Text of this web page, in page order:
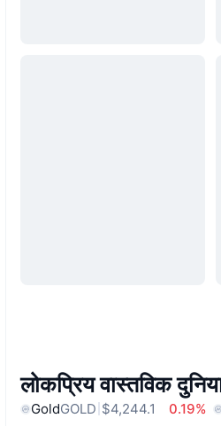
लोकप्रिय वास्तविक
GoldGOLD $4,244.1 0.19%